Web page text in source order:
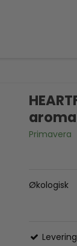
Primavera
Økologisk